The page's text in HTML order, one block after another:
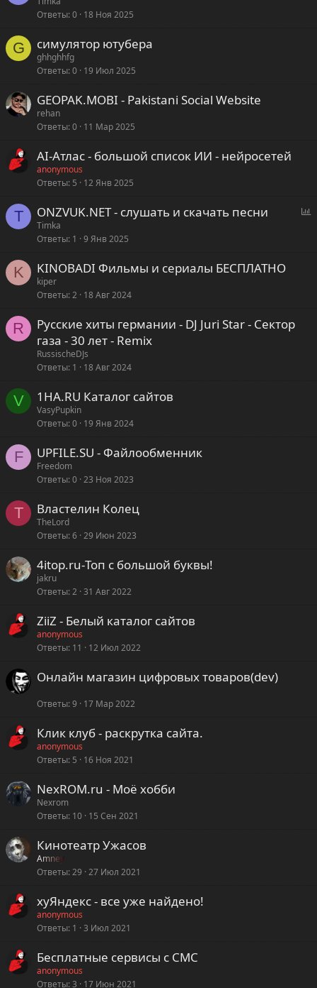
Ответы 0 18 Ноя 2025
G симулятор ютубера
ghhghhfg
Ответы 0 19 Июл 2025
GEOPAK.MOBI - Pakistani Social Website
rehan
Ответы 0 11 Мар 2025
AI-Атлас - большой список ИИ - нейросетей
anonymous
Ответы 5 12 Янв 2025
T ONZVUK.NET - слушать и скачать песни
Timka
Ответы 1 9 Янв 2025
K KINOBADI Фильмы и сериалы БЕСПЛАТНО
kiper
Ответы 2 18 Авг 2024
R
Русские хиты германии - DJ Juri Star - Сектор
газа - 30 лет - Remix
RussischeDJs
Ответы 1 18 Авг 2024
V 1HA.RU Каталог сайтов
VasyPupkin
Ответы 0 19 Янв 2024
F UPFILE.SU - Файлообменник
Freedom
Ответы 0 23 Ноя 2023
T Властелин Колец
TheLord
Ответы 6 29 Июн 2023
4itop.ru-Топ с большой буквы!
jakru
Ответы 2 31 Авг 2022
ZiiZ - Белый каталог сайтов
anonymous
Ответы 11 12 Июл 2022
Онлайн магазин цифровых товаров(dev)
Ответы 9 17 Мар 2022
Клик клуб - раскрутка сайта.
anonymous
Ответы 5 16 Ноя 2021
NexROM.ru - Моё хобби
Nexrom
Ответы 10 15 Сен 2021
Кинотеатр Ужасов
Amney
Ответы 29 27 Июл 2021
хуЯндекс - все уже найдено!
anonymous
Ответы 1 3 Июл 2021
Бесплатные сервисы с СМС
anonymous
Ответы 3 17 Июн 2021